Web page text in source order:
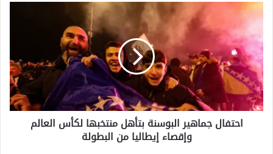
احتفال
جماهير
البوسنة
بتأهل
منتخبها
لكأس
العالم
وإقصاء
إيطاليا
احتفال جماهير البوسنة بتأهل منتخبها لكأس العالم
وإقصاء إيطاليا من البطولة